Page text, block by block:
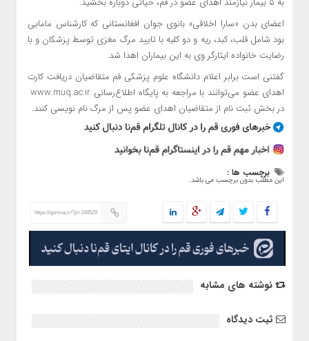
اعضای بدن «سارا اخلاقی» بانوی جوان افغانستانی که کارشناس مامایی
بود شامل قلب، کبد، ریه و دو کلیه با تایید مرگ مغزی توسط پزشکان و با
رضایت خانواده ایثارگر وی به این بیماران اهدا شد.
گفتنی است برابر اعلام دانشگاه علوم پزشکی قم متقاضیان دریافت کارت
اهدای عضو می‌توانند با مراجعه به پایگاه اطلاع‌رسانی www.muq.ac.ir
در بخش ثبت نام از متقاضیان اهدای عضو پس از مرگ نام نویسی کنند.
برچسب ها :
این مطلب بدون برچسب می باشد.
https://qomna.ir/?p=188529
نوشته های مشابه
ثبت دیدگاه